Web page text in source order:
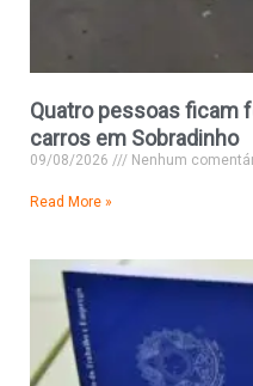
Quatro pessoas ficam
carros em Sobradinho
09/08/2026 Nenhum
Read More »